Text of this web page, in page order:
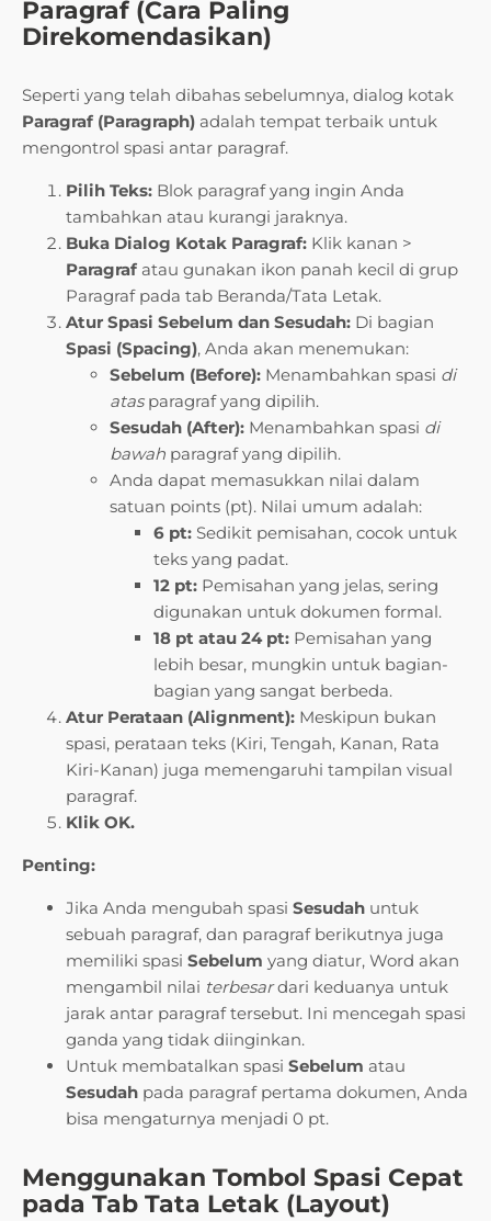
Paragraf (Cara Paling
Direkomendasikan)
Seperti yang telah dibahas sebelumnya, dialog kotak
Paragraf (Paragraph) adalah tempat terbaik untuk
mengontrol spasi antar paragraf.
Pilih Teks: Blok paragraf yang ingin Anda
tambahkan atau kurangi jaraknya.
Buka Dialog Kotak Paragraf: Klik kanan >
Paragraf atau gunakan ikon panah kecil di grup
Paragraf pada tab Beranda/Tata Letak.
Atur Spasi Sebelum dan Sesudah: Di bagian
Spasi (Spacing), Anda akan menemukan:
Sebelum (Before): Menambahkan spasi di
atasparagraf yang dipilih.
Sesudah (After): Menambahkan spasi di
bawah paragraf yang dipilih.
Anda dapat memasukkan nilai dalam
satuan points (pt). Nilai umum adalah:
6 pt: Sedikit pemisahan, cocok untuk
teks yang padat.
12 pt: Pemisahan yang jelas, sering
digunakan untuk dokumen formal.
18 pt atau 24 pt: Pemisahan yang
lebih besar, mungkin untuk bagian-
bagian yang sangat berbeda.
Atur Perataan (Alignment): Meskipun bukan
spasi, perataan teks (Kiri, Tengah, Kanan, Rata
Kiri-Kanan) juga memengaruhi tampilan visual
paragraf.
Klik OK.
Penting:
Jika Anda mengubah spasi Sesudah untuk
sebuah paragraf, dan paragraf berikutnya juga
memiliki spasi Sebelum yang diatur, Word akan
mengambil nilai terbesardari keduanya untuk
jarak antar paragraf tersebut. Ini mencegah spasi
ganda yang tidak diinginkan.
Untuk membatalkan spasi Sebelum atau
Sesudah pada paragraf pertama dokumen, Anda
bisa mengaturnya menjadi 0 pt.
Menggunakan Tombol Spasi Cepat
pada Tab Tata Letak (Layout)